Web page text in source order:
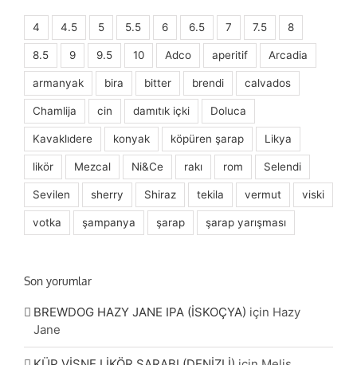
4 4.5 5 5.5 6 6.5 7 7.5 8
8.5 9 9.5 10 Adco aperitif Arcadia
armanyak bira bitter brendi calvados
Chamlija cin damıtık içki Doluca
Kavaklıdere konyak köpüren şarap Likya
likör Mezcal Ni&Ce rakı rom Selendi
Sevilen sherry Shiraz tekila vermut viski
votka şampanya şarap şarap yarışması
Son yorumlar
BREWDOG HAZY JANE IPA (İSKOÇYA) için Hazy
Jane